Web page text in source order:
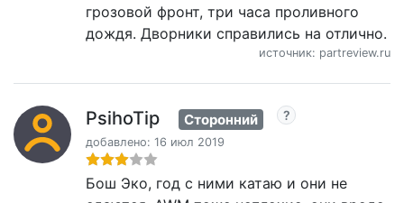
грозовой фронт, три часа проливного
дождя. Дворники справились на отлично.
источник: partreview.ru
PsihoTip Сторонний
добавлено: 16 июл 2019
Бош Эко, год с ними катаю и они не